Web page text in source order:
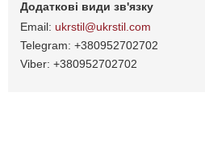
ukrstil@ukrstil.com
+380952702702
+380952702702